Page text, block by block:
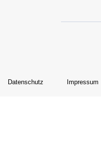
Datenschutz Impressum